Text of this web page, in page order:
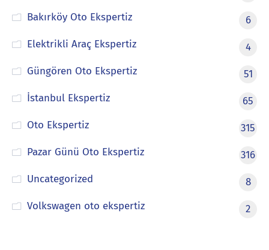
Bakırköy Oto Ekspertiz
6
Elektrikli Araç Ekspertiz
4
Güngören Oto Ekspertiz
51
İstanbul Ekspertiz
65
Oto Ekspertiz
315
Pazar Günü Oto Ekspertiz
316
Uncategorized
8
Volkswagen oto ekspertiz
2